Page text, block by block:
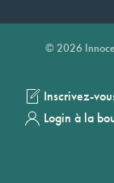
© 2026
Inscrivez-
Login à la